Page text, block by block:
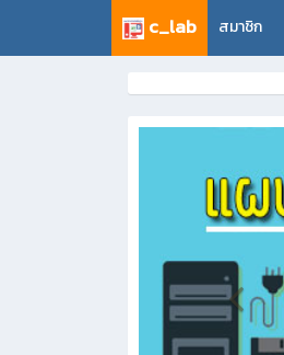
c_lab สมาชิก